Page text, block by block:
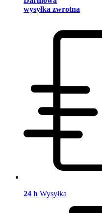
wysyłka zwrotna
24 h Wysyłka